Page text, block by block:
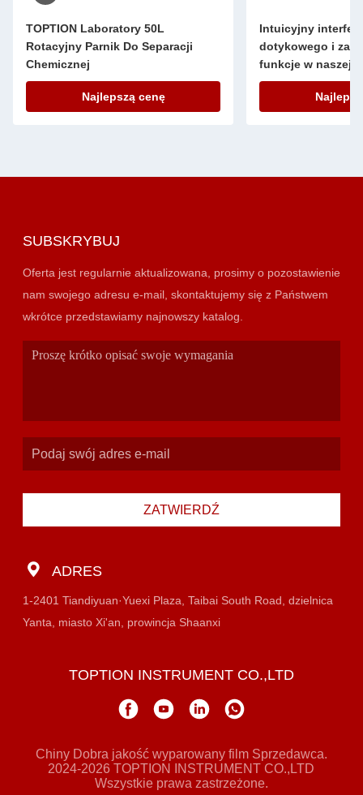
TOPTION Laboratory 50L
Rotacyjny Parnik Do Separacji
Chemicznej
Najlepszą cenę
Intuicyjny
dotykowego i
funkcje w naszej
lodowych dla
SUBSKRYBUJ
Oferta jest regularnie aktualizowana, prosimy o pozostawienie
nam swojego adresu e-mail, skontaktujemy się z Państwem
wkrótce przedstawiamy najnowszy katalog.
ZATWIERDŹ
ADRES
1-2401 Tiandiyuan·Yuexi Plaza, Taibai South Road, dzielnica
Yanta, miasto Xi'an, prowincja Shaanxi
TOPTION INSTRUMENT CO.,LTD
Chiny Dobra jakość wyparowany film Sprzedawca.
2024-2026 TOPTION INSTRUMENT CO.,LTD
Wszystkie prawa zastrzeżone.